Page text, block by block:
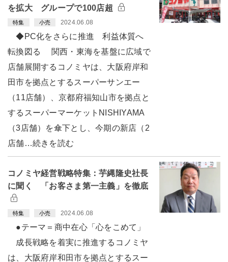
を拡大 グループで100店超
特集 小売 2024.06.08
◆PC化をさらに推進 利益体質へ
転換図る 関西・東海を基盤に広域で
店舗展開するコノミヤは、大阪府岸和
田市を拠点とするスーパーサンエー
（11店舗）、京都府福知山市を拠点と
するスーパーマーケットNISHIYAMA
（3店舗）を傘下とし、今期の新店（2
店舗…続きを読む
コノミヤ経営戦略特集：芋縄隆史社長
に聞く 「お客さま第一主義」を徹底
特集 小売 2024.06.08
●テーマ＝商中在心「心をこめて」
成長戦略を着実に推進するコノミヤ
は、大阪府岸和田市を拠点とするスー